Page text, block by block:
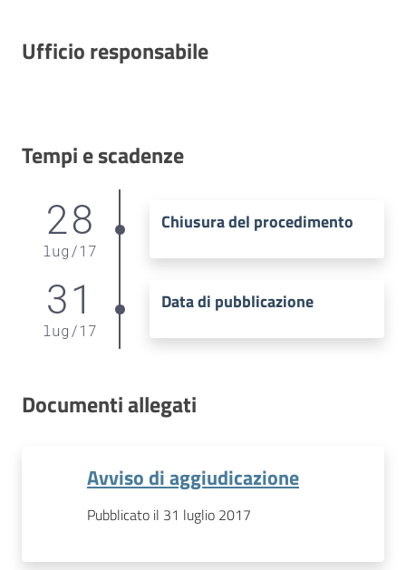
Ufficio responsabile
Tempi e scadenze
28
lug /17
Chiusura del procedimento
31
lug /17
Data di pubblicazione
Documenti allegati
Avviso di aggiudicazione
Pubblicato il 31 luglio 2017